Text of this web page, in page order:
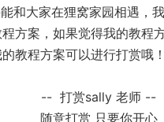
大家在狸窝家园相遇，
方案，如果觉得我的教程
教程方案可以进行打赏哦
-- 打赏sally 老师 --
随意打赏 只要你开心